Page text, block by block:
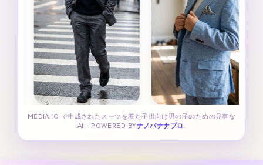
MEDIA.IO で生成されたスーツを着た子供向け男の子のための見事な
AI - POWERED BYナノバナナプロ .